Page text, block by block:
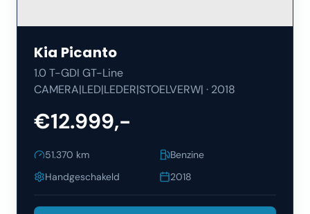
Kia Picanto
1.0 T-GDI GT-Line
CAMERA|LED|LEDER|STOELVERW| · 2018
€12.999,-
51.370 km
Benzine
Handgeschakeld
2018